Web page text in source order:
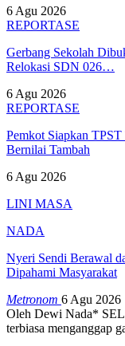
6 Agu 2026
REPORTASE
Gerbang Sekolah
Relokasi SDN 026…
6 Agu 2026
REPORTASE
Pemkot Siapkan
Bernilai Tambah
6 Agu 2026
LINI MASA
NADA
Nyeri Sendi Berawal
Dipahami Masyarakat
Metronom 6 Agu 2026
Oleh Dewi Nada*
terbiasa menganggap